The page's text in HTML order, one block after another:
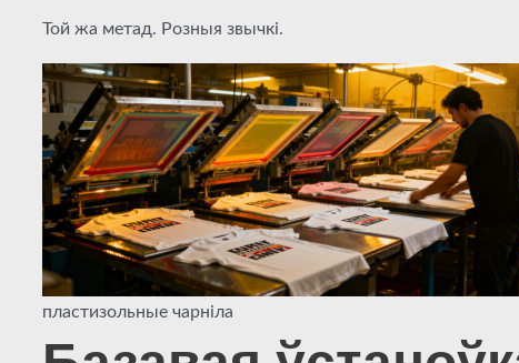
Той жа метад. Розныя звычкі.
пластизольные чарніла